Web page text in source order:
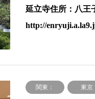
延立寺住所：八王
http://
関東： 東京